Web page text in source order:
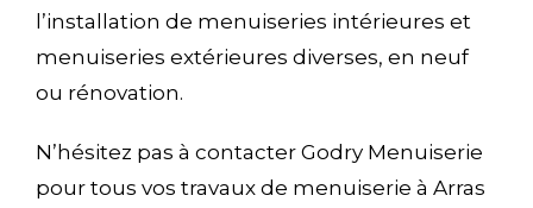
l’installation de menuiseries intérieures et
menuiseries extérieures diverses, en neuf
ou rénovation.
N’hésitez pas à contacter Godry Menuiserie
pour tous vos travaux de menuiserie à Arras